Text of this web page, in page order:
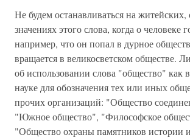
Не будем останавливаться на
значениях этого слова, когда о человеке
например, что он попал в дурное
вращается в великосветском обществе.
об использовании слова "общество" как
науке для обозначения тех или иных
прочих организаций: "Общество
"Южное общество", "Философское
"Общество охраны памятников истории